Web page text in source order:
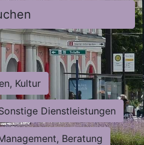
Kultur
Dienstleistungen
Beratung